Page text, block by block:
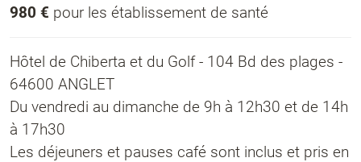
980 € pour les établissement de santé
Hôtel de Chiberta et du Golf - 104 Bd des plages -
64600 ANGLET
Du vendredi au dimanche de 9h à 12h30 et de 14h
à 17h30
Les déjeuners et pauses café sont inclus et pris en